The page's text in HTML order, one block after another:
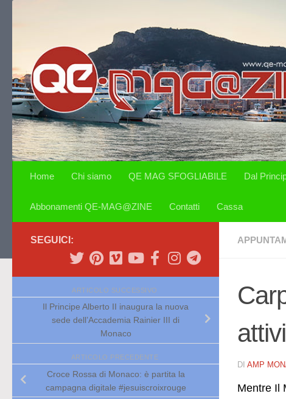
Home Chi siamo QE MAG SFOGLIABILE Dal
Abbonamenti QE-MAG@ZINE Contatti Cassa
DI AMP
​Mentre Il
SEGUICI:
ARTICOLO SUCCESSIVO
Il Principe Alberto II inaugura la nuova
sede dell’Accademia Rainier III di
Monaco
ARTICOLO PRECEDENTE
Croce Rossa di Monaco: è partita la
campagna digitale #jesuiscroixrouge